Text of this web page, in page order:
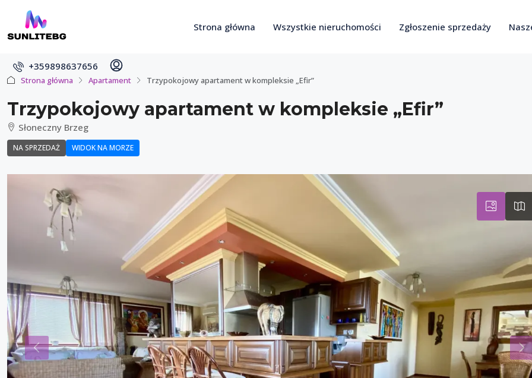
Strona główna Wszystkie nieruchomości Zgłoszenie sprzedaży
+359898637656
Strona główna Apartament Trzypokojowy apartament w kompleksie „Efir”
Trzypokojowy apartament w kompleksie „Efir”
Słoneczny Brzeg
NA SPRZEDAŻ WIDOK NA MORZE